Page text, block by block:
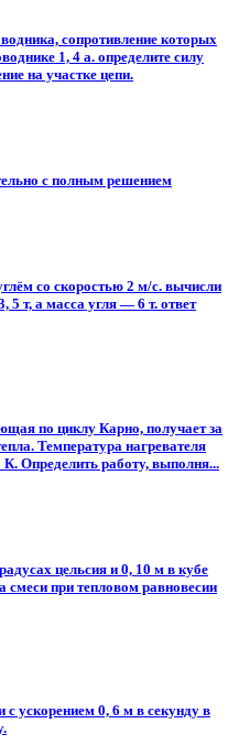
сопротивление которых
1, 4 а. определите силу
на участке цепи.
с полным решением
со скоростью 2 м/с. вычисли
5 т, а масса угля — 6 т. ответ
по циклу Карно, получает за
Температура нагревателя
Определить работу, выполня...
цельсия и 0, 10 м в кубе
смеси при тепловом равновесии
с ускорением 0, 6 м в секунду в